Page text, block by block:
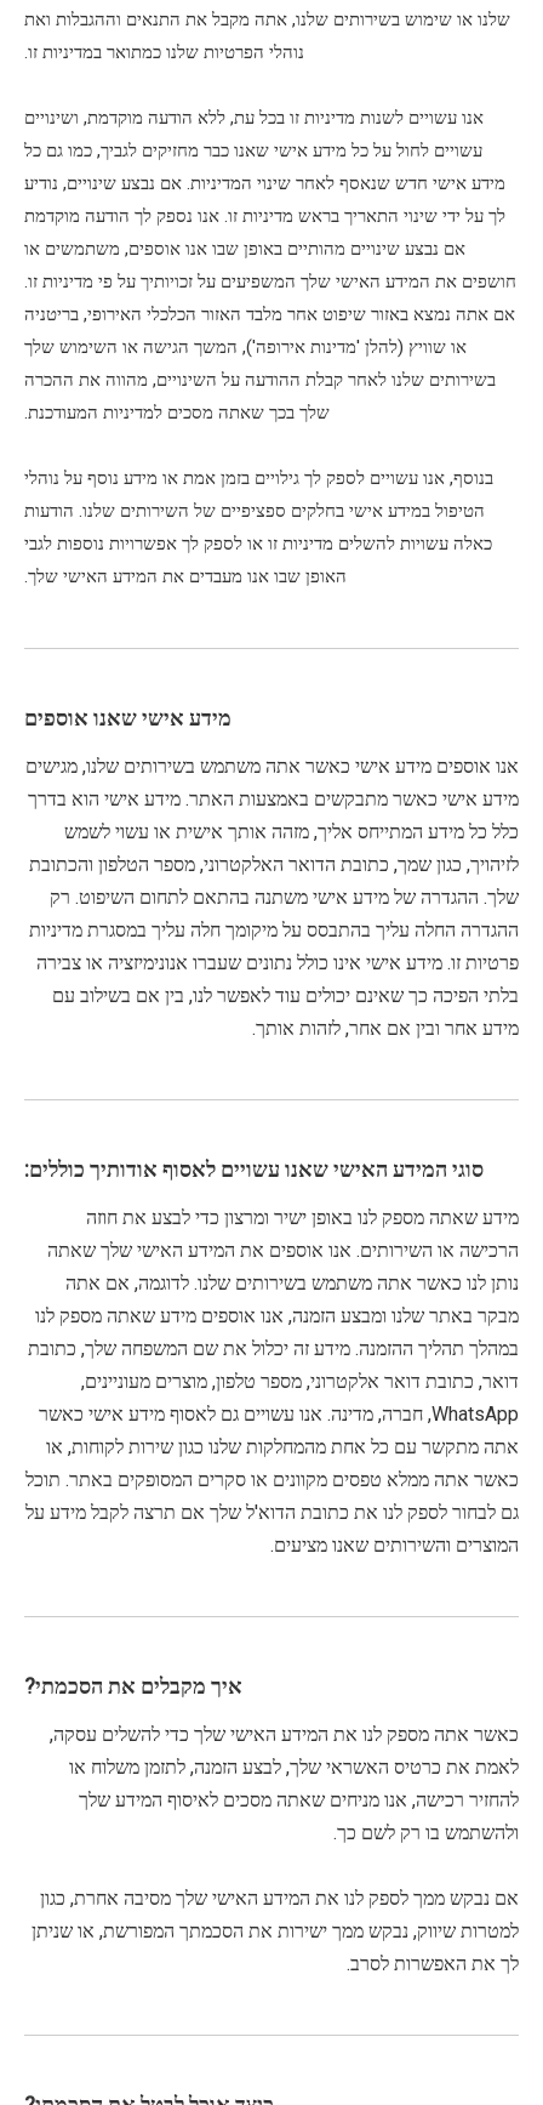
שלנו או שימוש בשירותים שלנו, אתה מקבל את התנאים וההגבלות ואת
נוהלי הפרטיות שלנו כמתואר במדיניות זו.
אנו עשויים לשנות מדיניות זו בכל עת, ללא הודעה מוקדמת, ושינויים
עשויים לחול על כל מידע אישי שאנו כבר מחזיקים לגביך, כמו גם כל
מידע אישי חדש שנאסף לאחר שינוי המדיניות. אם נבצע שינויים, נודיע
לך על ידי שינוי התאריך בראש מדיניות זו. אנו נספק לך הודעה מוקדמת
אם נבצע שינויים מהותיים באופן שבו אנו אוספים, משתמשים או
חושפים את המידע האישי שלך המשפיעים על זכויותיך על פי מדיניות זו.
אם אתה נמצא באזור שיפוט אחר מלבד האזור הכלכלי האירופי, בריטניה
או שוויץ (להלן 'מדינות אירופה'), המשך הגישה או השימוש שלך
בשירותים שלנו לאחר קבלת ההודעה על השינויים, מהווה את ההכרה
שלך בכך שאתה מסכים למדיניות המעודכנת.
בנוסף, אנו עשויים לספק לך גילויים בזמן אמת או מידע נוסף על נוהלי
הטיפול במידע אישי בחלקים ספציפיים של השירותים שלנו. הודעות
כאלה עשויות להשלים מדיניות זו או לספק לך אפשרויות נוספות לגבי
האופן שבו אנו מעבדים את המידע האישי שלך.
מידע אישי שאנו אוספים
אנו אוספים מידע אישי כאשר אתה משתמש בשירותים שלנו, מגישים
מידע אישי כאשר מתבקשים באמצעות האתר. מידע אישי הוא בדרך
כלל כל מידע המתייחס אליך, מזהה אותך אישית או עשוי לשמש
לזיהויך, כגון שמך, כתובת הדואר האלקטרוני, מספר הטלפון והכתובת
שלך. ההגדרה של מידע אישי משתנה בהתאם לתחום השיפוט. רק
ההגדרה החלה עליך בהתבסס על מיקומך חלה עליך במסגרת מדיניות
פרטיות זו. מידע אישי אינו כולל נתונים שעברו אנונימיזציה או צבירה
בלתי הפיכה כך שאינם יכולים עוד לאפשר לנו, בין אם בשילוב עם
מידע אחר ובין אם אחר, לזהות אותך.
סוגי המידע האישי שאנו עשויים לאסוף אודותיך כוללים:
מידע שאתה מספק לנו באופן ישיר ומרצון כדי לבצע את חוזה
הרכישה או השירותים. אנו אוספים את המידע האישי שלך שאתה
נותן לנו כאשר אתה משתמש בשירותים שלנו. לדוגמה, אם אתה
מבקר באתר שלנו ומבצע הזמנה, אנו אוספים מידע שאתה מספק לנו
במהלך תהליך ההזמנה. מידע זה יכלול את שם המשפחה שלך, כתובת
דואר, כתובת דואר אלקטרוני, מספר טלפון, מוצרים מעוניינים,
WhatsApp, חברה, מדינה. אנו עשויים גם לאסוף מידע אישי כאשר
אתה מתקשר עם כל אחת מהמחלקות שלנו כגון שירות לקוחות, או
כאשר אתה ממלא טפסים מקוונים או סקרים המסופקים באתר. תוכל
גם לבחור לספק לנו את כתובת הדוא'ל שלך אם תרצה לקבל מידע על
המוצרים והשירותים שאנו מציעים.
איך מקבלים את הסכמתי?
כאשר אתה מספק לנו את המידע האישי שלך כדי להשלים עסקה,
לאמת את כרטיס האשראי שלך, לבצע הזמנה, לתזמן משלוח או
להחזיר רכישה, אנו מניחים שאתה מסכים לאיסוף המידע שלך
ולהשתמש בו רק לשם כך.
אם נבקש ממך לספק לנו את המידע האישי שלך מסיבה אחרת, כגון
למטרות שיווק, נבקש ממך ישירות את הסכמתך המפורשת, או שניתן
לך את האפשרות לסרב.